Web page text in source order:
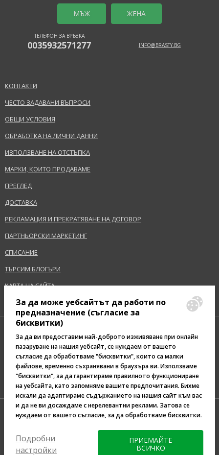
MЪЖ ЖЕНА
ТЕЛЕФОН ЗА ВРЪЗКА
0035932571277 INFO@BRASTY.BG
КОНТАКТИ
ЧЕСТО ЗАДАВАНИ ВЪПРОСИ
ОБЩИ УСЛОВИЯ
ОБРАБОТКА НА ЛИЧНИ ДАННИ
ИЗПОЛЗВАНЕ НА ОТСТЪПКА
МАРКИ, КОИТО ПРОДАВАМЕ
ПРЕГЛЕД
ДОСТАВКА
РЕКЛАМАЦИЯ И ПРЕКРАТЯВАНЕ НА ДОГОВОР
ПАРТНЬОРСКИ МАРКЕТИНГ
СПИСАНИЕ
ТЪРСИМ БЛОГЪРИ
КАРТА НА САЙТА
Pazaruvaj - Надежден
помощник за покупки
За да може уебсайтът да работи по
предназначение (съгласие за
бисквитки)
За да ви предоставим най-доброто изживяване при онлайн
пазаруване на нашия уебсайт, се нуждаем от вашето
съгласие да обработваме "бисквитки", които са малки
файлове, временно съхранявани в браузъра ви. Използваме
"бисквитки", за да гарантираме правилното функциониране
на уебсайта, като запомняме вашите предпочитания. Бихме
искали да адаптираме съдържанието на нашия сайт към вас
и да не ви досаждаме с нерелевантни реклами. Затова се
нуждаем от вашето съгласие, за да обработваме бисквитки.
Подробни
настройки
ПРИЕМАЙТЕ
ВСИЧКО